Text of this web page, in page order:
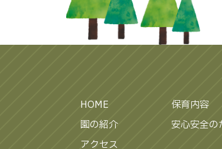
HOME
園の紹介
アクセス
保育内容
安心安全の